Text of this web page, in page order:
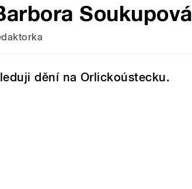
Soukupová
dění na Orlickoústecku.